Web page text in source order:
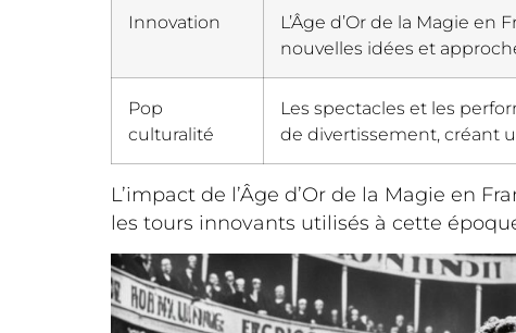
Innovation
L’Âge d’Or de la Magie
nouvelles idées et
Pop
culturalité
Les spectacles et les
de divertissement, créant
L’impact de l’Âge d’Or de la Magie en
les tours innovants utilisés à cette